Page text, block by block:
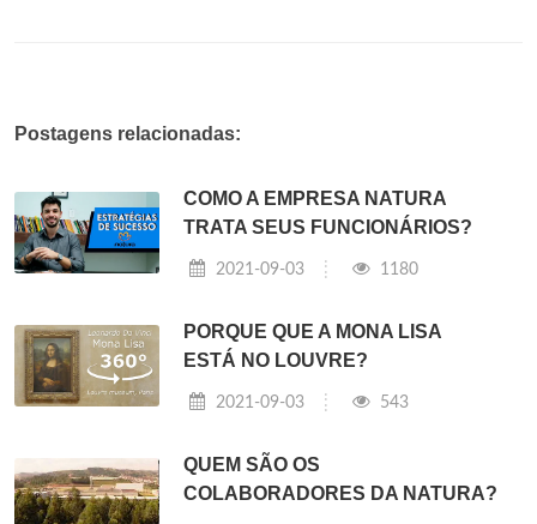
Postagens relacionadas:
COMO A EMPRESA NATURA
TRATA SEUS FUNCIONÁRIOS?
2021-09-03 1180
PORQUE QUE A MONA LISA
ESTÁ NO LOUVRE?
2021-09-03 543
QUEM SÃO OS
COLABORADORES DA NATURA?